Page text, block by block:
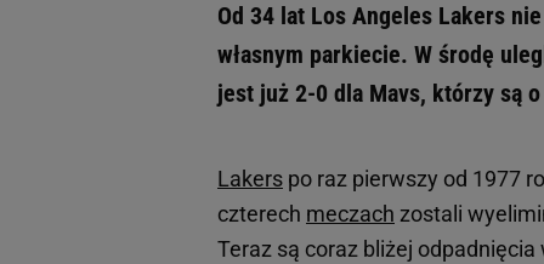
Od 34 lat Los Angeles Lakers
własnym parkiecie. W środę
jest już 2-0 dla Mavs, którzy są
Lakers po raz pierwszy od 1977
czterech meczach zostali
Teraz są coraz bliżej